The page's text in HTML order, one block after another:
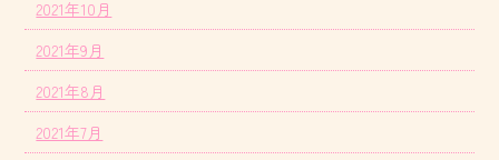
2021年10月
2021年9月
2021年8月
2021年7月